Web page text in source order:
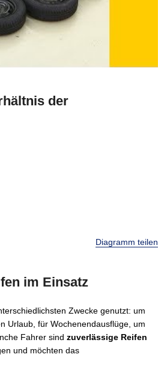
der
Diagramm teilen
im Einsatz
Zwecke genutzt: um
Urlaub, für Wochenendausflüge, um
Fahrer sind zuverlässige Reifen
und möchten das